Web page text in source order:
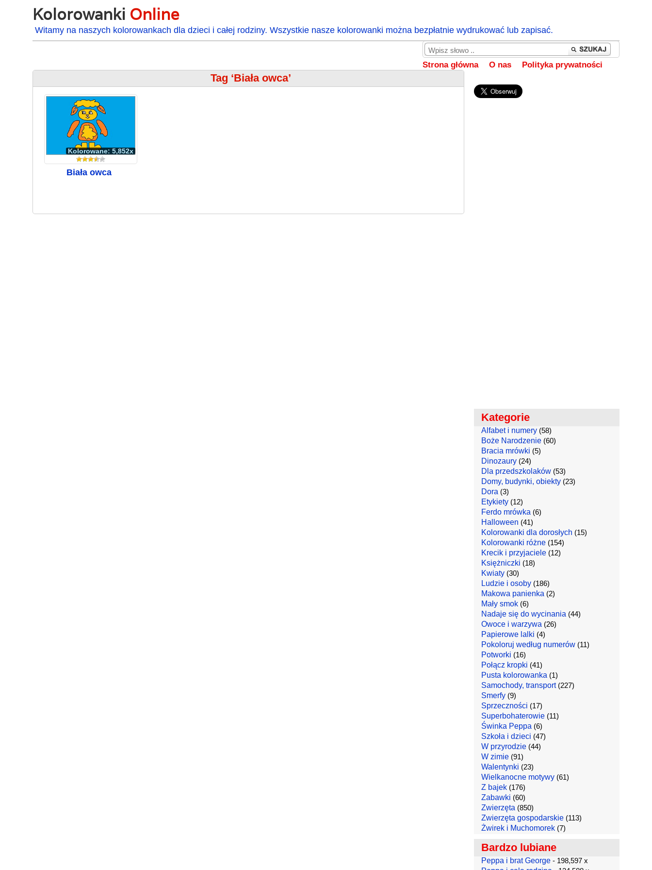
Kolorowanki Online
Witamy na naszych kolorowankach dla dzieci i całej rodziny. Wszystkie nasze kolorowanki można bezpłatnie wydrukować lub zapisać.
Strona główna O nas Polityka prywatności
Tag ‘Biała owca’
Kolorowane: 5,852x
Biała owca
Kategorie
Alfabet i numery(58)
Boże Narodzenie(60)
Bracia mrówki (5)
Dinozaury(24)
Dla przedszkolaków(53)
Domy, budynki, obiekty(23)
Dora (3)
Etykiety(12)
Ferdo mrówka (6)
Halloween (41)
Kolorowanki dla dorosłych (15)
Kolorowanki różne(154)
Krecik i przyjaciele(12)
Księżniczki (18)
Kwiaty(30)
Ludzie i osoby(186)
Makowa panienka (2)
Mały smok(6)
Nadaje się do wycinania (44)
Owoce i warzywa (26)
Papierowe lalki (4)
Pokoloruj według numerów(11)
Potworki (16)
Połącz kropki (41)
Pusta kolorowanka (1)
Samochody, transport(227)
Smerfy(9)
Sprzeczności (17)
Superbohaterowie(11)
Świnka Peppa (6)
Szkoła i dzieci (47)
W przyrodzie(44)
W zimie(91)
Walentynki (23)
Wielkanocne motywy(61)
Z bajek(176)
Zabawki (60)
Zwierzęta (850)
Zwierzęta gospodarskie(113)
Żwirek i Muchomorek(7)
Bardzo lubiane
Peppa i brat George- 198,597 x